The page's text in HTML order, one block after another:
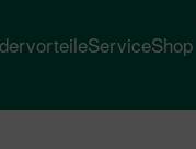
ServiceShop